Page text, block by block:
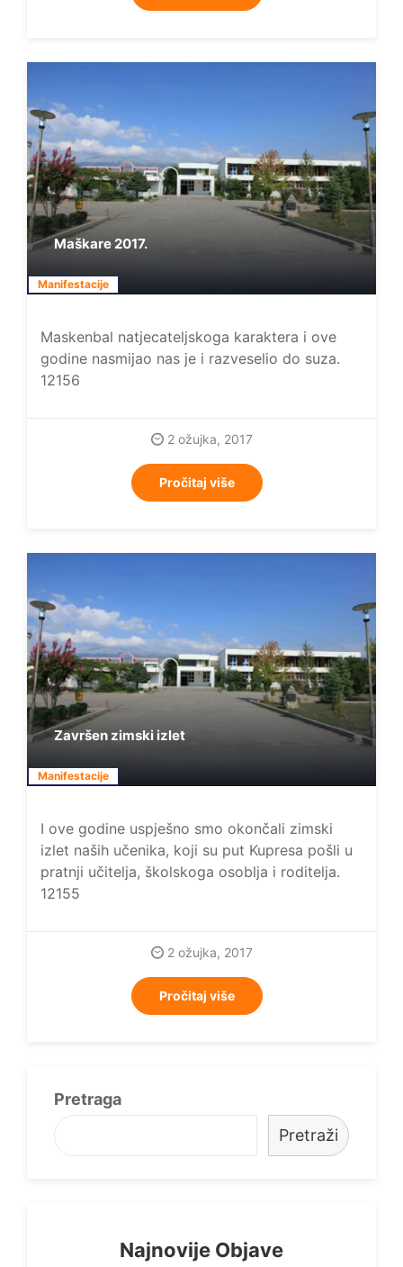
Maškare 2017.
Manifestacije
Maskenbal natjecateljskoga karaktera i ove
godine nasmijao nas je i razveselio do suza.
12156
Pročitaj više
2 ožujka, 2017
Završen zimski izlet
Manifestacije
I ove godine uspješno smo okončali zimski
izlet naših učenika, koji su put Kupresa pošli u
pratnji učitelja, školskoga osoblja i roditelja.
12155
Pročitaj više
2 ožujka, 2017
Pretraga
Pretraži
Najnovije Objave